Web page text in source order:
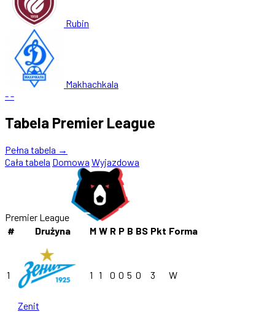
Rubin
Makhachkala
--
Tabela Premier League
Pełna tabela →
Cała tabela Domowa Wyjazdowa
Premier League
#
Drużyna M W R P B BS Pkt Forma
1
Zenit
1 1 0 0 5 0 3 W